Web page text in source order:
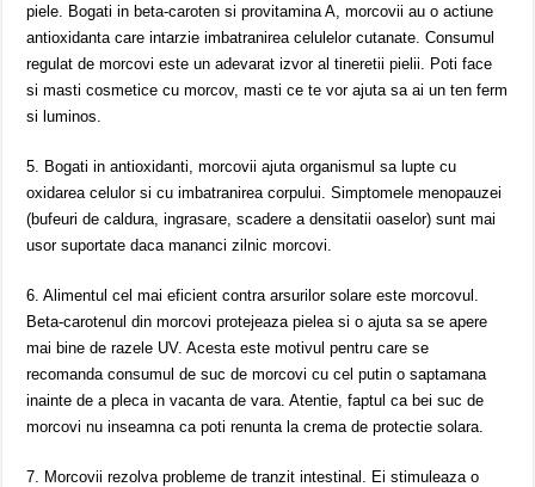
piele. Bogati in beta-caroten si provitamina A, morcovii au o actiune
antioxidanta care intarzie imbatranirea celulelor cutanate. Consumul
regulat de morcovi este un adevarat izvor al tineretii pielii. Poti face
si masti cosmetice cu morcov, masti ce te vor ajuta sa ai un ten ferm
si luminos.
5. Bogati in antioxidanti, morcovii ajuta organismul sa lupte cu
oxidarea celulor si cu imbatranirea corpului. Simptomele menopauzei
(bufeuri de caldura, ingrasare, scadere a densitatii oaselor) sunt mai
usor suportate daca mananci zilnic morcovi.
6. Alimentul cel mai eficient contra arsurilor solare este morcovul.
Beta-carotenul din morcovi protejeaza pielea si o ajuta sa se apere
mai bine de razele UV. Acesta este motivul pentru care se
recomanda consumul de suc de morcovi cu cel putin o saptamana
inainte de a pleca in vacanta de vara. Atentie, faptul ca bei suc de
morcovi nu inseamna ca poti renunta la crema de protectie solara.
7. Morcovii rezolva probleme de tranzit intestinal. Ei stimuleaza o